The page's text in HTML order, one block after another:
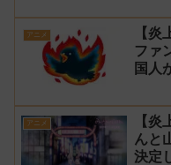
アニメ
【
ファ
国人
アニメ
【
んと
決定